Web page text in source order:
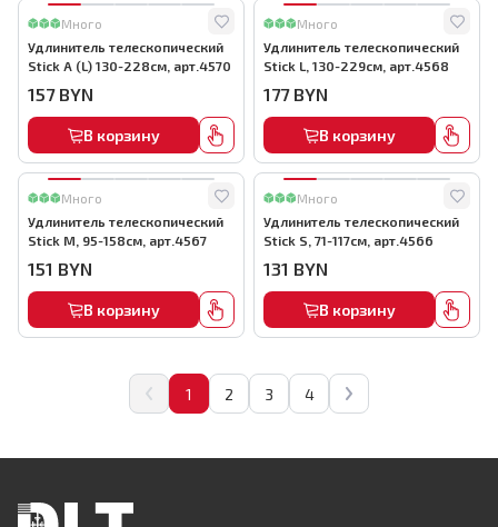
Много
Удлинитель телескопический
Stick А (L) 130-228см, арт.4570
157 BYN
В корзину
Много
Удлинитель телескопический
Stick L, 130-229см, арт.4568
177 BYN
В корзину
Много
Удлинитель телескопический
Stick M, 95-158см, арт.4567
151 BYN
В корзину
Много
Удлинитель телескопический
Stick S, 71-117см, арт.4566
131 BYN
В корзину
1 2 3 4